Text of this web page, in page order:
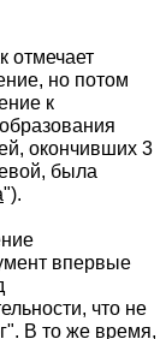
отмечает
но потом
к
окончивших 3
была
").
впервые
что не
В то же время,